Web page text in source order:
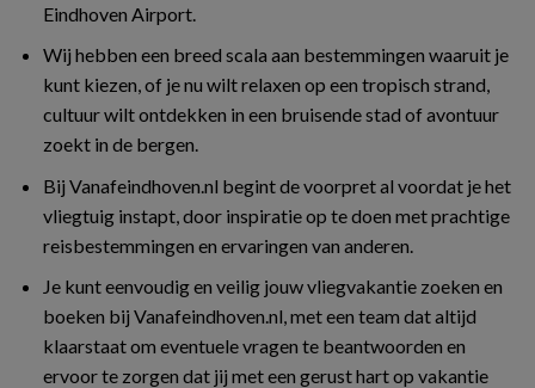
Eindhoven Airport.
Wij hebben een breed scala aan bestemmingen waaruit je
kunt kiezen, of je nu wilt relaxen op een tropisch strand,
cultuur wilt ontdekken in een bruisende stad of avontuur
zoekt in de bergen.
Bij Vanafeindhoven.nl begint de voorpret al voordat je het
vliegtuig instapt, door inspiratie op te doen met prachtige
reisbestemmingen en ervaringen van anderen.
Je kunt eenvoudig en veilig jouw vliegvakantie zoeken en
boeken bij Vanafeindhoven.nl, met een team dat altijd
klaarstaat om eventuele vragen te beantwoorden en
ervoor te zorgen dat jij met een gerust hart op vakantie